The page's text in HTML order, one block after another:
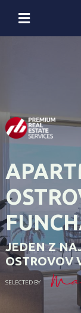
JEDEN Z
OSTROVOV
SELECTED BY